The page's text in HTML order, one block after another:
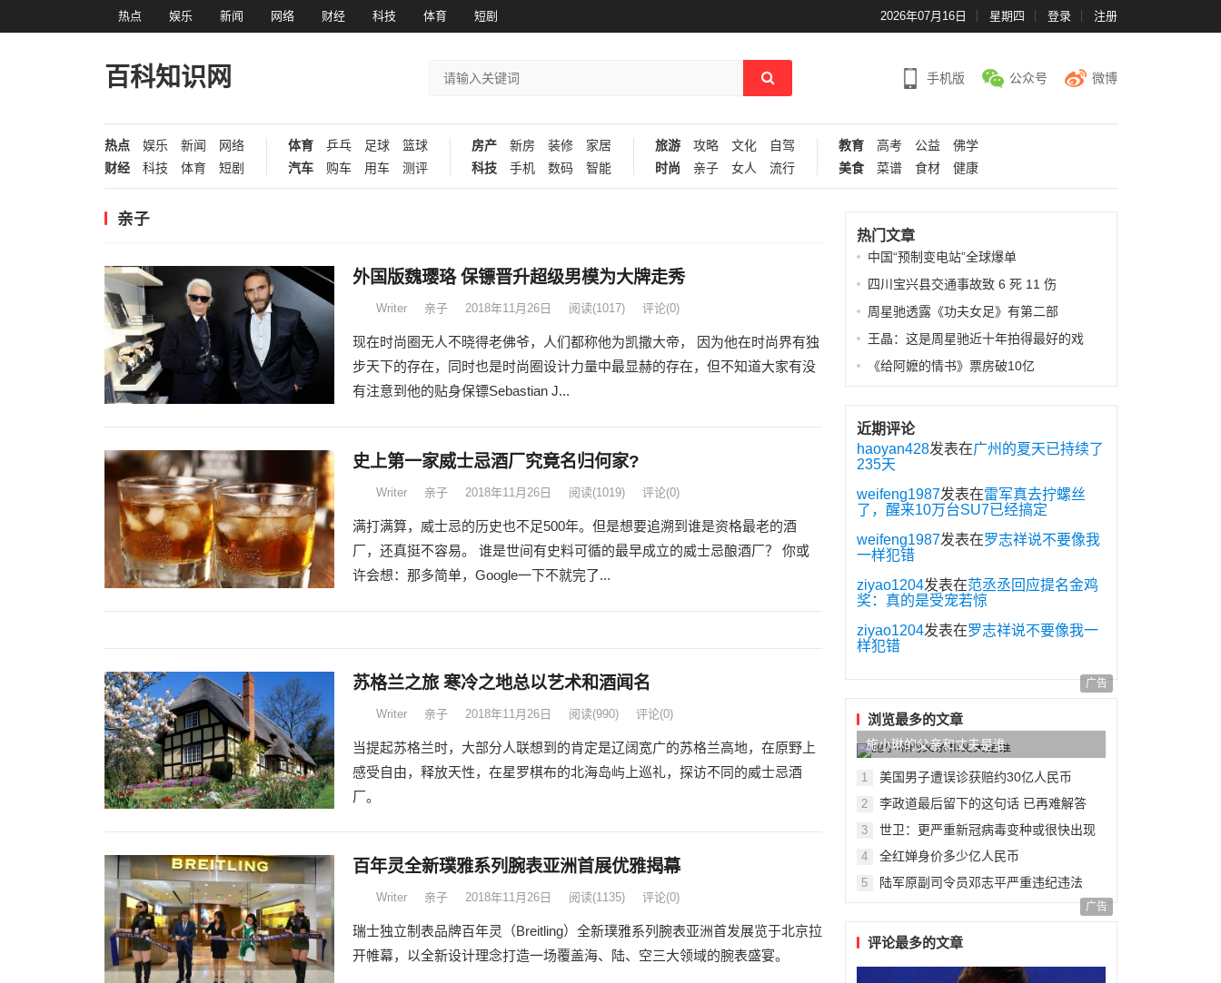
热点 娱乐 新闻 网络 财经 科技 体育 短剧 2026年07月16日 星期四 登录 注册
百科知识网 手机版 公众号 微博
热点 娱乐 新闻
网络
财经
科技 体育 短剧
体育 乒乓 足球
篮球
汽车
购车 用车 测评
房产 新房 装修
家居
科技
手机 数码 智能
旅游 攻略 文化
自驾
时尚
亲子 女人 流行
教育 高考 公益
佛学
美食
菜谱 食材 健康
亲子
外国版魏璎珞 保镖晋升超级男模为大牌走秀
Writer 亲子 2018年11月26日 阅读(1017) 评论(0)
现在时尚圈无人不晓得老佛爷，人们都称他为凯撒大帝， 因为他在时尚界有独
步天下的存在，同时也是时尚圈设计力量中最显赫的存在，但不知道大家有没
有注意到他的贴身保镖Sebastian J...
史上第一家威士忌酒厂究竟名归何家?
Writer 亲子 2018年11月26日 阅读(1019) 评论(0)
满打满算，威士忌的历史也不足500年。但是想要追溯到谁是资格最老的酒
厂，还真挺不容易。 谁是世间有史料可循的最早成立的威士忌酿酒厂？ 你或
许会想：那多简单，Google一下不就完了...
苏格兰之旅 寒冷之地总以艺术和酒闻名
Writer 亲子 2018年11月26日 阅读(990) 评论(0)
当提起苏格兰时，大部分人联想到的肯定是辽阔宽广的苏格兰高地，在原野上
感受自由，释放天性，在星罗棋布的北海岛屿上巡礼，探访不同的威士忌酒
厂。
百年灵全新璞雅系列腕表亚洲首展优雅揭幕
Writer 亲子 2018年11月26日 阅读(1135) 评论(0)
瑞士独立制表品牌百年灵（Breitling）全新璞雅系列腕表亚洲首发展览于北京拉
开帷幕，以全新设计理念打造一场覆盖海、陆、空三大领域的腕表盛宴。
热门文章
中国“预制变电站”全球爆单
四川宝兴县交通事故致 6 死 11 伤
周星驰透露《功夫女足》有第二部
王晶：这是周星驰近十年拍得最好的戏
《给阿嬷的情书》票房破10亿
近期评论
haoyan428发表在广州的夏天已持续了
235天
weifeng1987发表在雷军真去拧螺丝
了，醒来10万台SU7已经搞定
weifeng1987发表在罗志祥说不要像我
一样犯错
ziyao1204发表在范丞丞回应提名金鸡
奖：真的是受宠若惊
ziyao1204发表在罗志祥说不要像我一
样犯错
广告
浏览最多的文章
施小琳的父亲和丈夫是谁
1 美国男子遭误诊获赔约30亿人民币
2 李政道最后留下的这句话 已再难解答
3 世卫：更严重新冠病毒变种或很快出现
4 全红婵身价多少亿人民币
5 陆军原副司令员邓志平严重违纪违法
广告
评论最多的文章